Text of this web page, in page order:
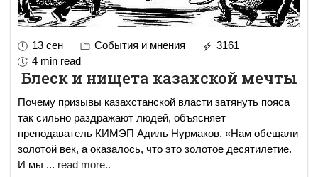
13 сен События и мнения
3161
4 min read
Блеск и нищета казахской мечты
Почему призывы казахстанской власти затянуть пояса
так сильно раздражают людей, объясняет
преподаватель КИМЭП Адиль Нурмаков. «Нам обещали
золотой век, а оказалось, что это золотое десятилетие.
И мы ... read more..